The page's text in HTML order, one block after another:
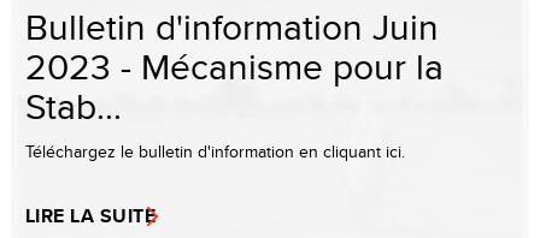
Bulletin d'information Juin
2023 - Mécanisme pour la
Stab...
Téléchargez le bulletin d'information en cliquant ici.
LIRE LA SUITE